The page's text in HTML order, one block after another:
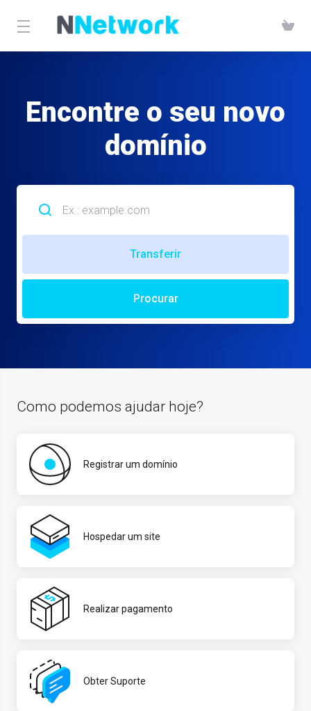
Encontre o seu novo
domínio
Transferir
Procurar
Como podemos ajudar hoje?
Registrar um domínio
Hospedar um site
Realizar pagamento
Obter Suporte